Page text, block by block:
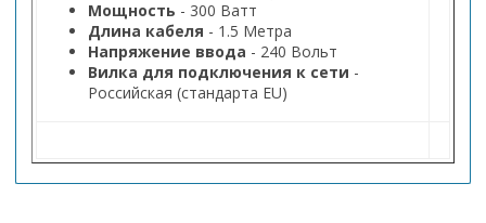
Мощность - 300 Ватт
Длина кабеля - 1.5 Метра
Напряжение ввода - 240 Вольт
Вилка для подключения к сети -
Российская (стандарта EU)